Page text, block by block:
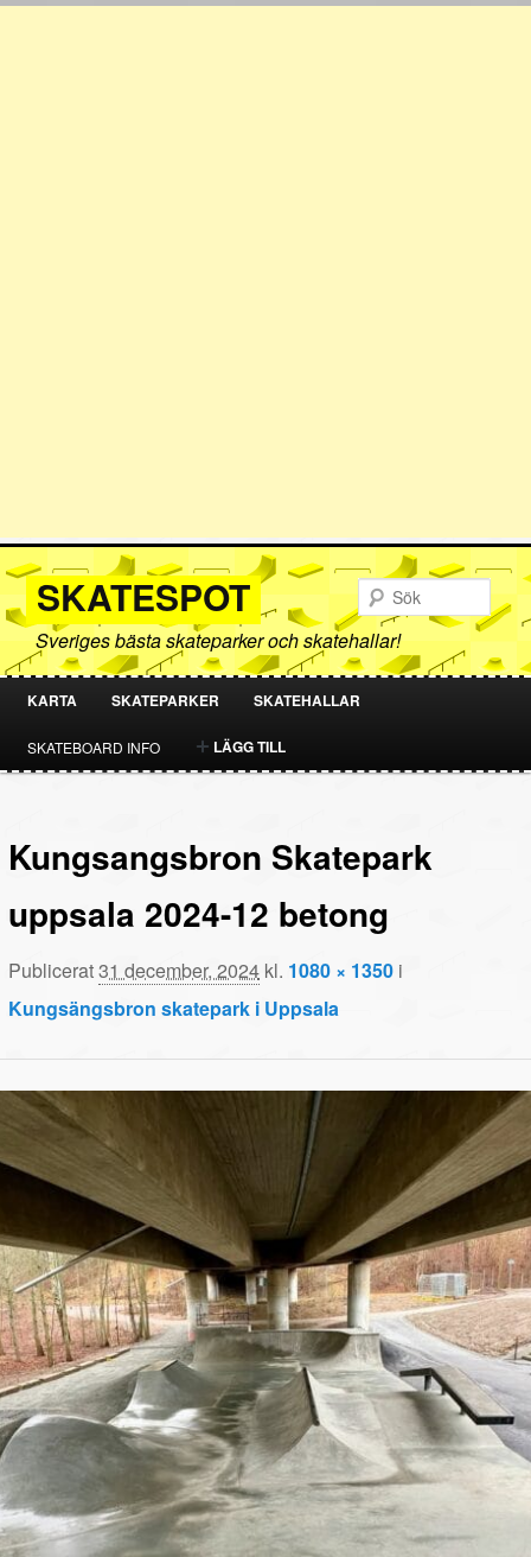
SKATESPOT
Sveriges bästa skateparker och skatehallar!
HOPPA
TILL
INNEHÅLL
HOPPA
TILL
INNEHÅLL
KARTA SKATEPARKER SKATEHALLAR
SKATEBOARD INFO LÄGG TILL
Kungsangsbron Skatepark
uppsala 2024-12 betong
Publicerat31 december, 2024 kl. 1080 × 1350 i
Kungsängsbron skatepark i Uppsala